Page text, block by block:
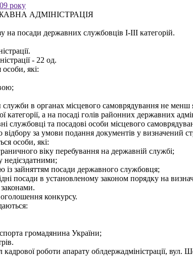
року
АДМІНІСТРАЦІЯ
на посади державних службовців І-ІІІ категорій.
- 22 од.
які:
в органах місцевого самоврядування не
а на посаді голів районних державних
службовці та посадові особи місцевого
відбору за умови подання документів у визначений
особи, які:
віку перебування на державній службі;
недієздатними;
із зайняттям посади державного службовця;
посади в установленому законом порядку на
оголошення конкурсу.
громадянина України;
кадрової роботи апарату облдержадміністрації,